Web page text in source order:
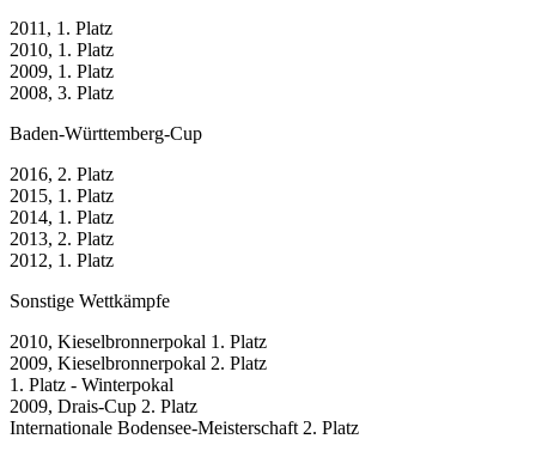
2011, 1. Platz
2010, 1. Platz
2009, 1. Platz
2008, 3. Platz
Baden-Württemberg-Cup
2016, 2. Platz
2015, 1. Platz
2014, 1. Platz
2013, 2. Platz
2012, 1. Platz
Sonstige Wettkämpfe
2010, Kieselbronnerpokal 1. Platz
2009, Kieselbronnerpokal 2. Platz
1. Platz - Winterpokal
2009, Drais-Cup 2. Platz
Internationale Bodensee-Meisterschaft 2. Platz